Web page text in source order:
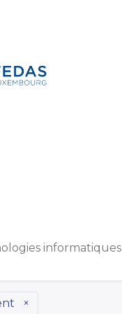
informatiques
×